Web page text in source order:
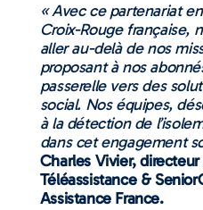
« Avec ce partenariat
Croix-Rouge française,
aller au-delà de nos
proposant à nos
passerelle vers des
social. Nos équipes,
à la détection de
dans cet engagement
Charles Vivier,
Téléassistance &
Assistance France.